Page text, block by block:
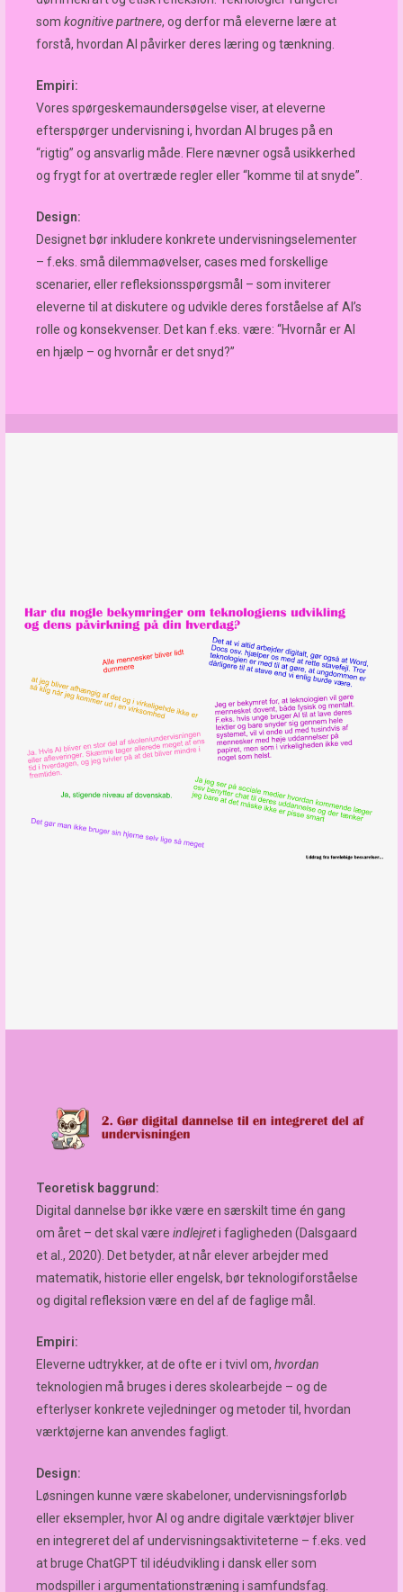
somkognitive partnere, og derfor må eleverne lære at
forstå, hvordan AI påvirker deres læring og tænkning.
Empiri:
Vores spørgeskemaundersøgelse viser, at eleverne
efterspørger undervisning i, hvordan AI bruges på en
“rigtig” og ansvarlig måde. Flere nævner også usikkerhed
og frygt for at overtræde regler eller “komme til at snyde”.
Design:
Designet bør inkludere konkrete undervisningselementer
– f.eks. små dilemmaøvelser, cases med forskellige
scenarier, eller refleksionsspørgsmål – som inviterer
eleverne til at diskutere og udvikle deres forståelse af AI’s
rolle og konsekvenser. Det kan f.eks. være: “Hvornår er AI
en hjælp – og hvornår er det snyd?”
Teoretisk baggrund:
Digital dannelse bør ikke være en særskilt time én gang
om året – det skal væreindlejreti fagligheden (Dalsgaard
et al., 2020). Det betyder, at når elever arbejder med
matematik, historie eller engelsk, bør teknologiforståelse
og digital refleksion være en del af de faglige mål.
Empiri:
Eleverne udtrykker, at de ofte er i tvivl om,hvordan
teknologien må bruges i deres skolearbejde – og de
efterlyser konkrete vejledninger og metoder til, hvordan
værktøjerne kan anvendes fagligt.
Design:
Løsningen kunne være skabeloner, undervisningsforløb
eller eksempler, hvor AI og andre digitale værktøjer bliver
en integreret del af undervisningsaktiviteterne – f.eks. ved
at bruge ChatGPT til idéudvikling i dansk eller som
modspiller i argumentationstræning i samfundsfag.